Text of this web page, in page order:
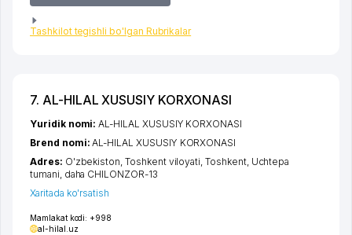
Tashkilot tegishli bo'lgan Rubrikalar
7. AL-HILAL XUSUSIY KORXONASI
Mamlakat kodi: +998
al-hilal.uz
Yuridik nomi:AL-HILAL XUSUSIY KORXONASI
Brend nomi:AL-HILAL XUSUSIY KORXONASI
Adres: O'zbekiston,Toshkent viloyati,Toshkent, Uchtepa
tumani, daha CHILONZOR-13
Xaritada ko'rsatish